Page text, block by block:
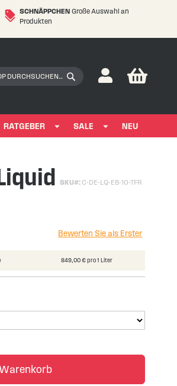
SCHNÄPPCHEN Große Auswahl an
Produkten
Suchen
My
RATGEBER SALE NEU
SKU C-DE-LQ-EB-10-TFR
Bewerten Sie als Erster
849,00 € pro 1 Liter